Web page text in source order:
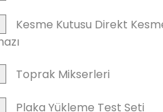
Kesme Kutusu Direkt
Toprak Mikserleri
Plaka Yükleme Test Seti